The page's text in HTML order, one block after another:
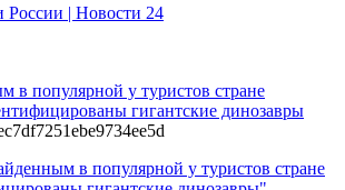
в популярной у туристов стране
гигантские динозавры
в популярной у туристов стране